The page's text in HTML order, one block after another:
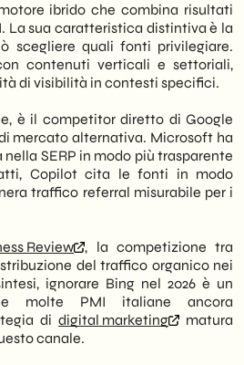
ibrido che combina risultati
La sua caratteristica distintiva è la
scegliere quali fonti privilegiare.
contenuti verticali e settoriali,
di visibilità in contesti specifici.
è il competitor diretto di Google
mercato alternativa. Microsoft ha
SERP in modo più trasparente
Copilot cita le fonti in modo
traffico referral misurabile per i
Review
, la competizione tra
del traffico organico nei
ignorare Bing nel 2026 è un
molte PMI italiane ancora
di digital marketing
matura
canale.